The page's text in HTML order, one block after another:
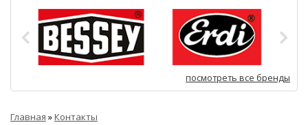
посмотреть все бренды
Главная »Контакты